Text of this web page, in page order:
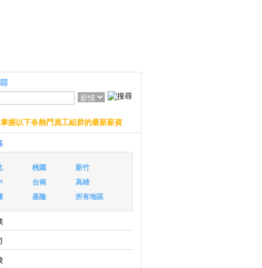
握以下各熱門員工組群的最新薪資
桃園
新竹
台南
高雄
基隆 所有地區